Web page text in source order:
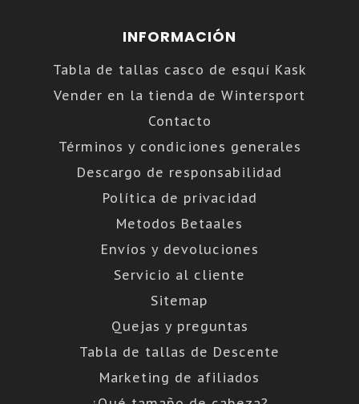
INFORMACIÓN
Tabla de tallas casco de esquí Kask
Vender en la tienda de Wintersport
Contacto
Términos y condiciones generales
Descargo de responsabilidad
Política de privacidad
Metodos Betaales
Envíos y devoluciones
Servicio al cliente
Sitemap
Quejas y preguntas
Tabla de tallas de Descente
Marketing de afiliados